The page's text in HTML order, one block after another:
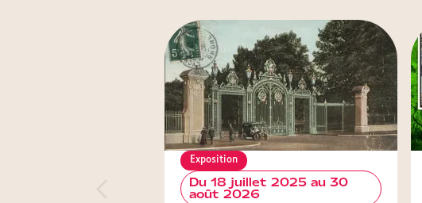
Exposition
Du 18 juillet 2025 au 30
août 2026